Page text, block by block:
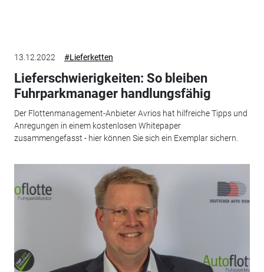
13.12.2022 #Lieferketten
Lieferschwierigkeiten: So bleiben
Fuhrparkmanager handlungsfähig
Der Flottenmanagement-Anbieter Avrios hat hilfreiche Tipps und
Anregungen in einem kostenlosen Whitepaper
zusammengefasst - hier können Sie sich ein Exemplar sichern.